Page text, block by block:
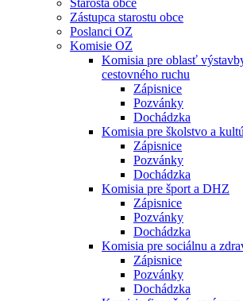
Starosta obce
Zástupca starostu obce
Poslanci OZ
Komisie OZ
Komisia pre oblasť
cestovného ruchu
Zápisnice
Pozvánky
Dochádzka
Komisia pre školstvo a
Zápisnice
Pozvánky
Dochádzka
Komisia pre šport a DHZ
Zápisnice
Pozvánky
Dochádzka
Komisia pre sociálnu a
Zápisnice
Pozvánky
Dochádzka